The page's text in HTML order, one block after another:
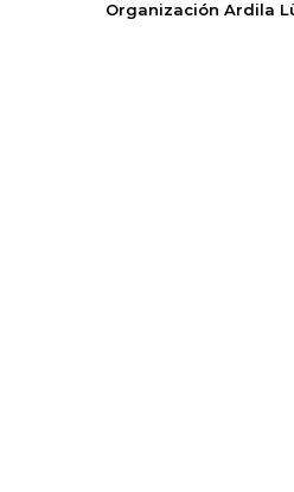
Organización Ardila